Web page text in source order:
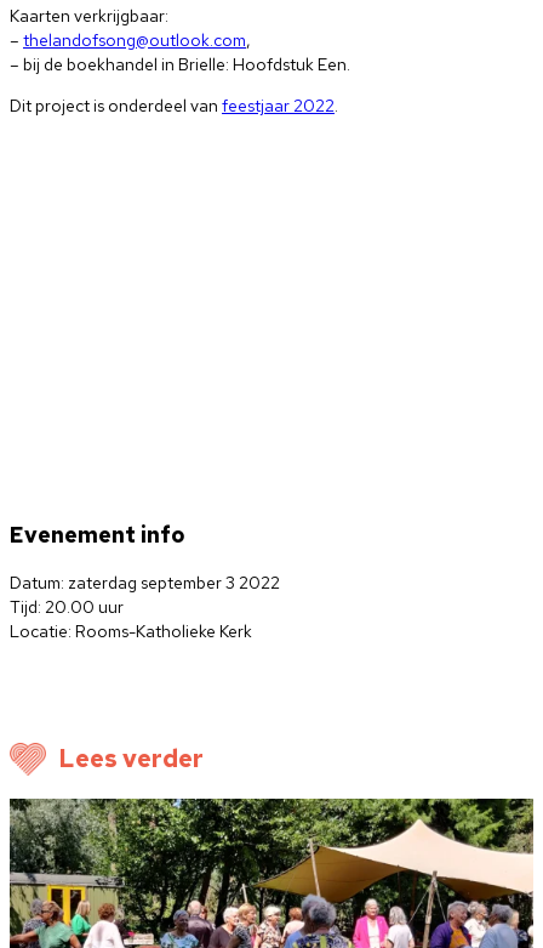
Kaarten verkrijgbaar:
– thelandofsong@outlook.com,
– bij de boekhandel in Brielle: Hoofdstuk Een.
Dit project is onderdeel van feestjaar 2022.
Evenement info
Datum: zaterdag september 3 2022
Tijd: 20.00 uur
Locatie: Rooms-Katholieke Kerk
Lees verder